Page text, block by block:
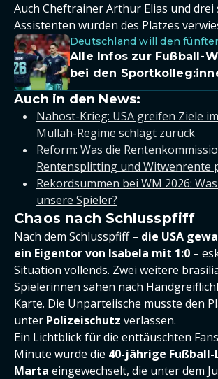
Auch Cheftrainer Arthur Elias und drei
Assistenten wurden des Platzes
Deutschland will den
Alle Infos zur Fußball-
bei den
Auch in den News:
Nahost-Krieg: USA greifen Ziele
Mullah-Regime schlägt zurück
Reform: Was die
Rentensplitting und Witwenrente
Rekordsummen bei WM 2026:
unsere Spieler?
Chaos nach Schlusspfiff
Nach dem Schlusspfiff – die USA
ein Eigentor von Isabela mit 1:0 –
Situation vollends. Zwei weitere
Spielerinnen sahen nach
Karte. Die Unparteiische musste den
unter Polizeischutz verlassen.
Ein Lichtblick für die enttäuschten
Minute wurde die 40-jährige Fußball-
Marta eingewechselt, die unter dem